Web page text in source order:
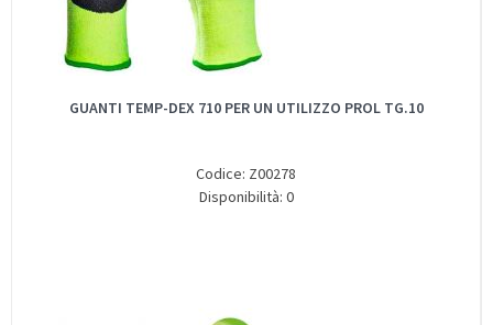
GUANTI TEMP-DEX 710 PER UN UTILIZZO PROL TG.10
Codice: Z00278
Disponibilità: 0